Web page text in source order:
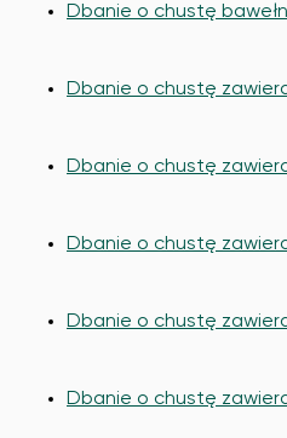
Dbanie o chustę
Dbanie o chustę
Dbanie o chustę
Dbanie o chustę
Dbanie o chustę
Dbanie o chustę